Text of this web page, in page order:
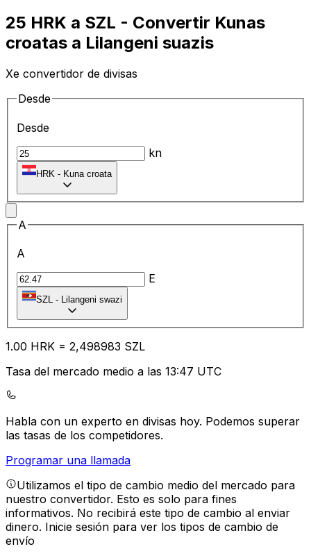
25 HRK a SZL - Convertir Kunas
croatas a Lilangeni suazis
Xe convertidor de divisas
Desde
Desde
kn
HRK - Kuna croata
A
A
E
SZL - Lilangeni swazi
1.00 HRK = 2,498983 SZL
Tasa del mercado medio a las 13:47 UTC
Habla con un experto en divisas hoy. Podemos superar
las tasas de los competidores.
Programar una llamada
Utilizamos el tipo de cambio medio del mercado para
nuestro convertidor. Esto es solo para fines
informativos. No recibirá este tipo de cambio al enviar
dinero. Inicie sesión para ver los tipos de cambio de
envío